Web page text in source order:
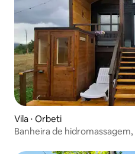
Vila ⋅ Orbeti
Banheira de hidromassagem,